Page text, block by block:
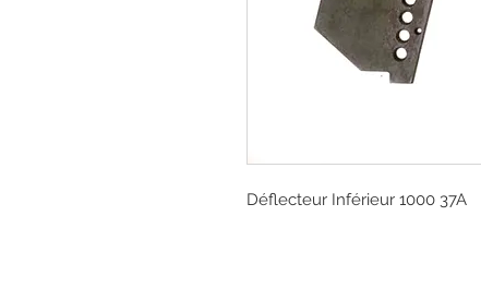
Déflecteur Inférieur 1000 37A